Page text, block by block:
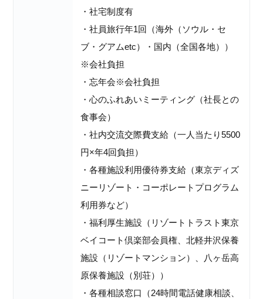
・社宅制度有
・社員旅行年1回（海外（ソウル・セ
ブ・グアムetc）・国内（全国各地））
※会社負担
・忘年会※会社負担
・心のふれあいミーティング（社長との
食事会）
・社内交流交際費支給（一人当たり5500
円×年4回負担）
・各種施設利用優待券支給（東京ディズ
ニーリゾート・コーポレートプログラム
利用券など）
・福利厚生施設（リゾートトラスト東京
ベイコート倶楽部会員権、北軽井沢保養
施設（リゾートマンション）、八ヶ岳高
原保養施設（別荘））
・各種相談窓口（24時間電話健康相談、